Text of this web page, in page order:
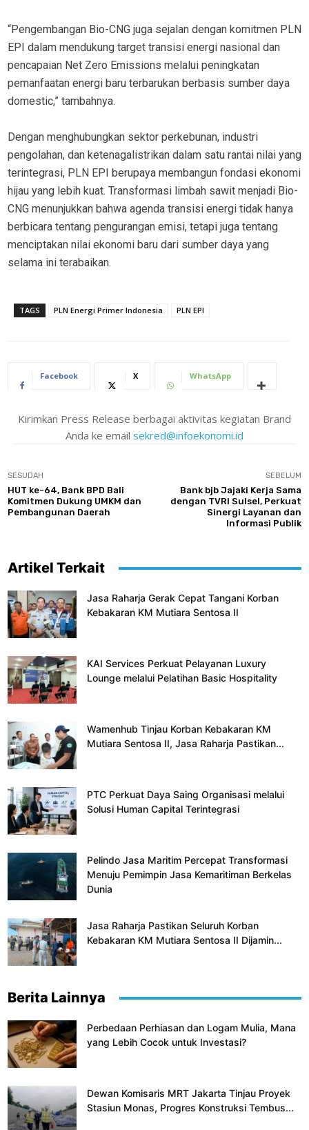
“Pengembangan Bio-CNG juga sejalan dengan komitmen PLN
EPI dalam mendukung target transisi energi nasional dan
pencapaian Net Zero Emissions melalui peningkatan
pemanfaatan energi baru terbarukan berbasis sumber daya
domestic,” tambahnya.
Dengan menghubungkan sektor perkebunan, industri
pengolahan, dan ketenagalistrikan dalam satu rantai nilai yang
terintegrasi, PLN EPI berupaya membangun fondasi ekonomi
hijau yang lebih kuat. Transformasi limbah sawit menjadi Bio-
CNG menunjukkan bahwa agenda transisi energi tidak hanya
berbicara tentang pengurangan emisi, tetapi juga tentang
menciptakan nilai ekonomi baru dari sumber daya yang
selama ini terabaikan.
TAGS PLN Energi Primer Indonesia PLN EPI
Facebook X WhatsApp
Kirimkan Press Release berbagai aktivitas kegiatan Brand
Anda ke email sekred@infoekonomi.id
SESUDAH
HUT ke-64, Bank BPD Bali
Komitmen Dukung UMKM dan
Pembangunan Daerah
SEBELUM
Bank bjb Jajaki Kerja Sama
dengan TVRI Sulsel, Perkuat
Sinergi Layanan dan
Informasi Publik
Artikel Terkait
Jasa Raharja Gerak Cepat Tangani Korban
Kebakaran KM Mutiara Sentosa II
KAI Services Perkuat Pelayanan Luxury
Lounge melalui Pelatihan Basic Hospitality
Wamenhub Tinjau Korban Kebakaran KM
Mutiara Sentosa II, Jasa Raharja Pastikan...
PTC Perkuat Daya Saing Organisasi melalui
Solusi Human Capital Terintegrasi
Pelindo Jasa Maritim Percepat Transformasi
Menuju Pemimpin Jasa Kemaritiman Berkelas
Dunia
Jasa Raharja Pastikan Seluruh Korban
Kebakaran KM Mutiara Sentosa II Dijamin...
Berita Lainnya
Perbedaan Perhiasan dan Logam Mulia, Mana
yang Lebih Cocok untuk Investasi?
Dewan Komisaris MRT Jakarta Tinjau Proyek
Stasiun Monas, Progres Konstruksi Tembus...